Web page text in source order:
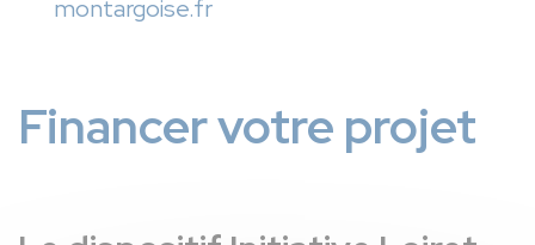
montargoise.fr
Financer votre projet